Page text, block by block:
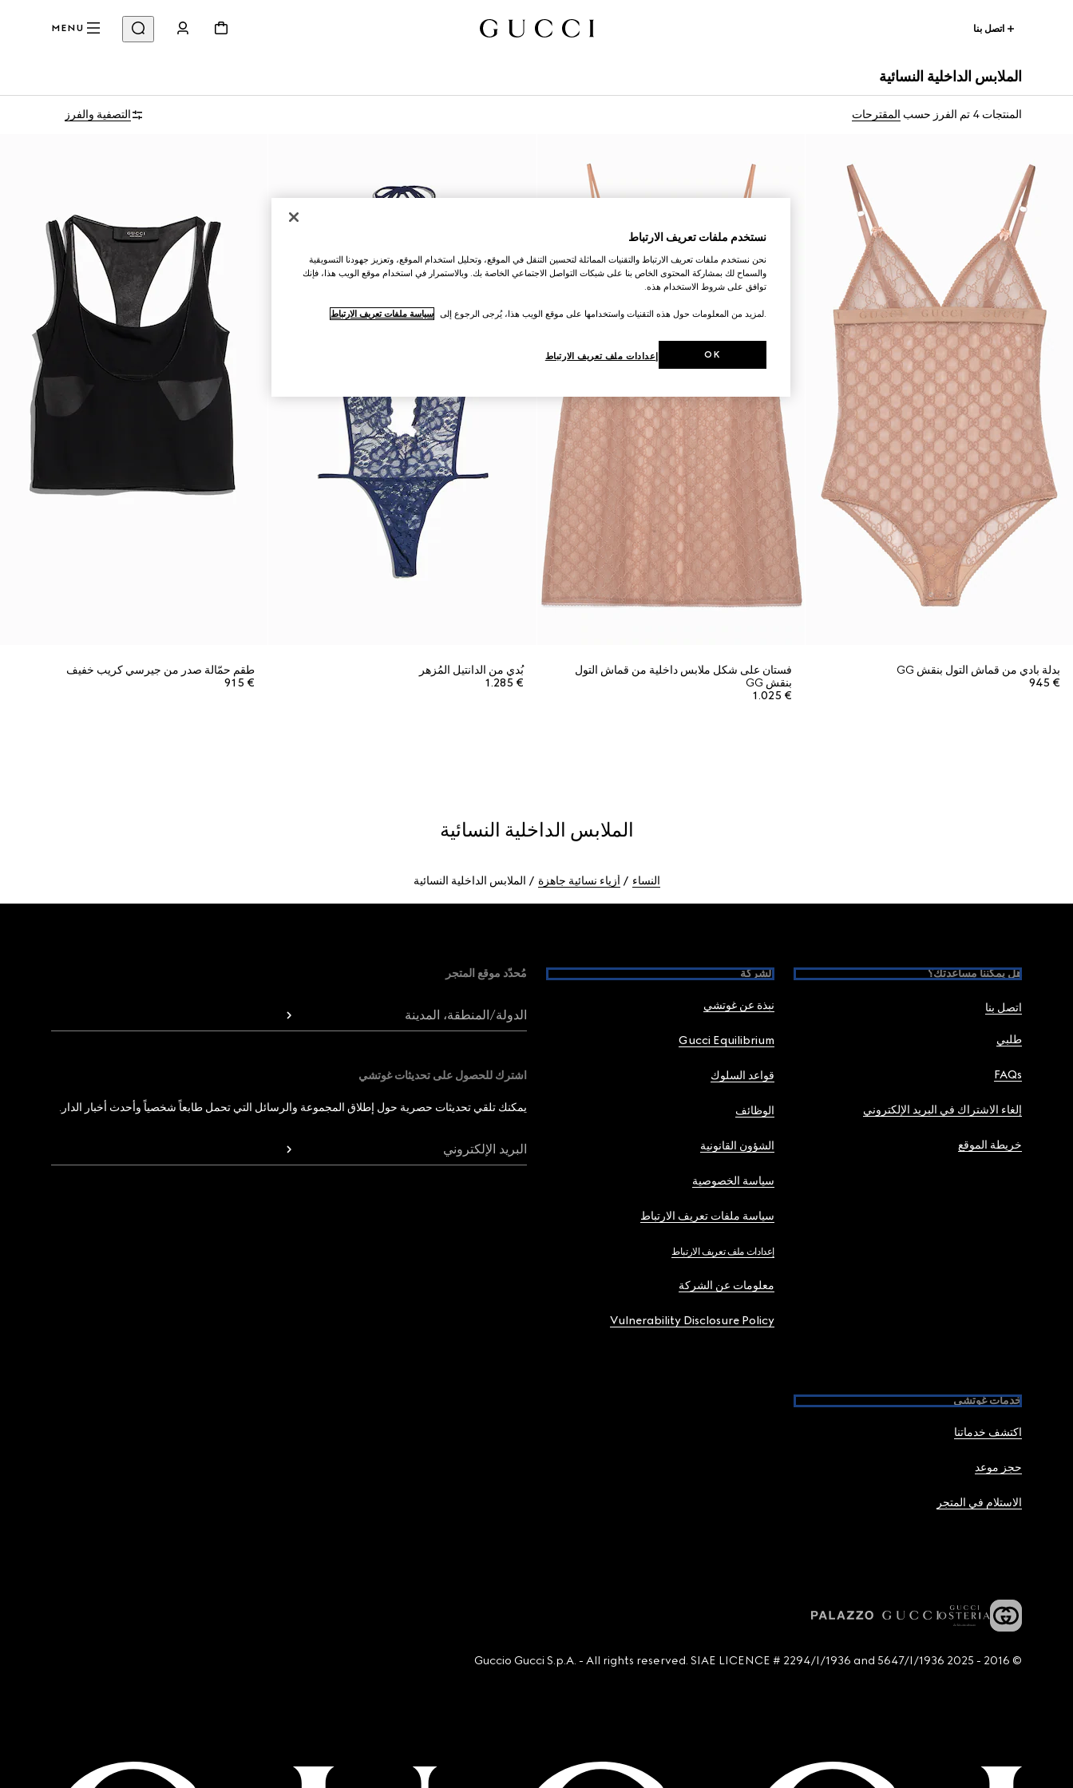
اتصل بنا MENU
الملابس الداخلية النسائية
المنتجات 4 تم الفرز حسب المقترحات التصفية والفرز
بدلة بادي من قماش التول بنقش GG
€ 945
فستان على شكل ملابس داخلية من قماش التول
بنقش GG
€ 1.025
بُدي من الدانتيل المُزهر
€ 1.285
طقم حمّالة صدر من جيرسي كريب خفيف
€ 915
الملابس الداخلية النسائية
النساء أزياء نسائية جاهزة الملابس الداخلية النسائية
هل يمكننا مساعدتك؟
اتصل بنا
طلبي
FAQs
إلغاء الاشتراك في البريد الإلكتروني
خريطة الموقع
الشركة
نبذة عن غوتشي
Gucci Equilibrium
قواعد السلوك
الوظائف
الشؤون القانونية
سياسة الخصوصية
سياسة ملفات تعريف الارتباط
إعدادات ملف تعريف الارتباط
معلومات عن الشركة
Vulnerability Disclosure Policy
خدمات غوتشي
اكتشف خدماتنا
حجز موعد
الاستلام في المتجر
مُحدّد موقع المتجر
الدولة/المنطقة، المدينة
اشترك للحصول على تحديثات غوتشي
يمكنك تلقي تحديثات حصرية حول إطلاق المجموعة والرسائل التي تحمل طابعاً شخصياً وأحدث أخبار الدار.
البريد الإلكتروني
© 2016 - 2025 Guccio Gucci S.p.A. - All rights reserved. SIAE LICENCE # 2294/I/1936 and 5647/I/1936
نستخدم ملفات تعريف الارتباط
نحن نستخدم ملفات تعريف الارتباط والتقنيات المماثلة لتحسين التنقل في الموقع، وتحليل استخدام الموقع، وتعزيز جهودنا التسويقية
والسماح لك بمشاركة المحتوى الخاص بنا على شبكات التواصل الاجتماعي الخاصة بك. وبالاستمرار في استخدام موقع الويب هذا، فإنك
توافق على شروط الاستخدام هذه.
.لمزيد من المعلومات حول هذه التقنيات واستخدامها على موقع الويب هذا، يُرجى الرجوع إلى سياسة ملفات تعريف الارتباط
إعدادات ملف تعريف الارتباط OK